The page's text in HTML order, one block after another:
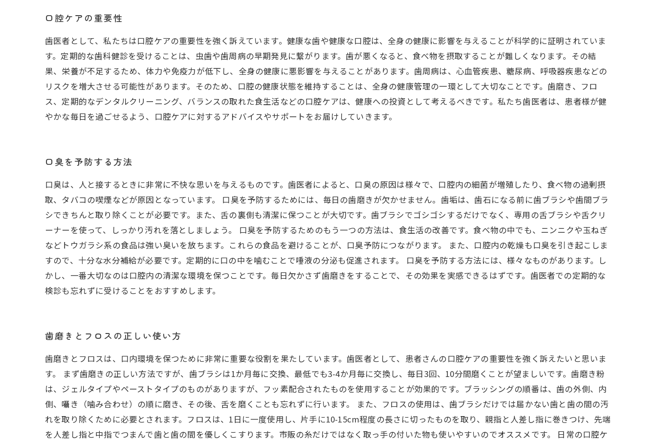
口腔ケアの重要性
歯医者として、私たちは口腔ケアの重要性を強く訴えています。健康な歯や健康な口腔は、全身の健康に影響を与えることが科学的に証明されていま
す。定期的な歯科健診を受けることは、虫歯や歯周病の早期発見に繋がります。歯が悪くなると、食べ物を摂取することが難しくなります。その結
果、栄養が不足するため、体力や免疫力が低下し、全身の健康に悪影響を与えることがあります。歯周病は、心血管疾患、糖尿病、呼吸器疾患などの
リスクを増大させる可能性があります。そのため、口腔の健康状態を維持することは、全身の健康管理の一環として大切なことです。歯磨き、フロ
ス、定期的なデンタルクリーニング、バランスの取れた食生活などの口腔ケアは、健康への投資として考えるべきです。私たち歯医者は、患者様が健
やかな毎日を過ごせるよう、口腔ケアに対するアドバイスやサポートをお届けしていきます。
口臭を予防する方法
口臭は、人と接するときに非常に不快な思いを与えるものです。歯医者によると、口臭の原因は様々で、口腔内の細菌が増殖したり、食べ物の過剰摂
取、タバコの喫煙などが原因となっています。 口臭を予防するためには、毎日の歯磨きが欠かせません。歯垢は、歯石になる前に歯ブラシや歯間ブラ
シできちんと取り除くことが必要です。また、舌の裏側も清潔に保つことが大切です。歯ブラシでゴシゴシするだけでなく、専用の舌ブラシや舌クリ
ーナーを使って、しっかり汚れを落としましょう。 口臭を予防するためのもう一つの方法は、食生活の改善です。食べ物の中でも、ニンニクや玉ねぎ
などトウガラシ系の食品は強い臭いを放ちます。これらの食品を避けることが、口臭予防につながります。 また、口腔内の乾燥も口臭を引き起こしま
すので、十分な水分補給が必要です。定期的に口の中を噛むことで唾液の分泌も促進されます。 口臭を予防する方法には、様々なものがあります。し
かし、一番大切なのは口腔内の清潔な環境を保つことです。毎日欠かさず歯磨きをすることで、その効果を実感できるはずです。歯医者での定期的な
検診も忘れずに受けることをおすすめします。
歯磨きとフロスの正しい使い方
歯磨きとフロスは、口内環境を保つために非常に重要な役割を果たしています。歯医者として、患者さんの口腔ケアの重要性を強く訴えたいと思いま
す。 まず歯磨きの正しい方法ですが、歯ブラシは1か月毎に交換、最低でも3-4か月毎に交換し、毎日3回、10分間磨くことが望ましいです。歯磨き粉
は、ジェルタイプやペーストタイプのものがありますが、フッ素配合されたものを使用することが効果的です。ブラッシングの順番は、歯の外側、内
側、囁き（噛み合わせ）の順に磨き、その後、舌を磨くことも忘れずに行います。 また、フロスの使用は、歯ブラシだけでは届かない歯と歯の間の汚
れを取り除くために必要とされます。フロスは、1日に一度使用し、片手に10-15cm程度の長さに切ったものを取り、親指と人差し指に巻きつけ、先端
を人差し指と中指でつまんで歯と歯の間を優しくこすります。市販の糸だけではなく取っ手の付いた物も使いやすいのでオススメです。 日常の口腔ケ